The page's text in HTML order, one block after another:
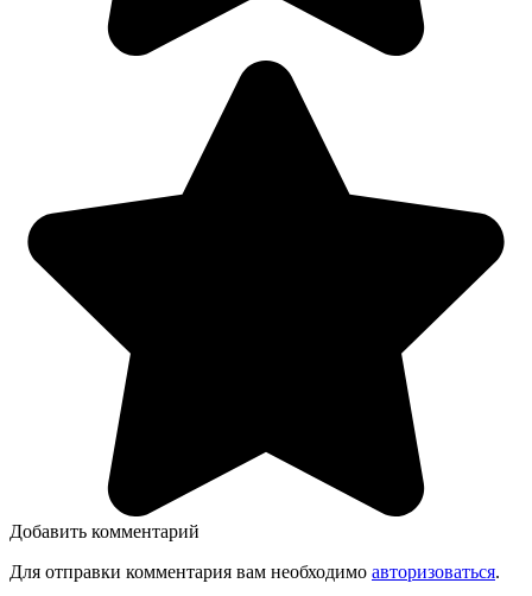
Добавить комментарий
Для отправки комментария вам необходимо авторизоваться.